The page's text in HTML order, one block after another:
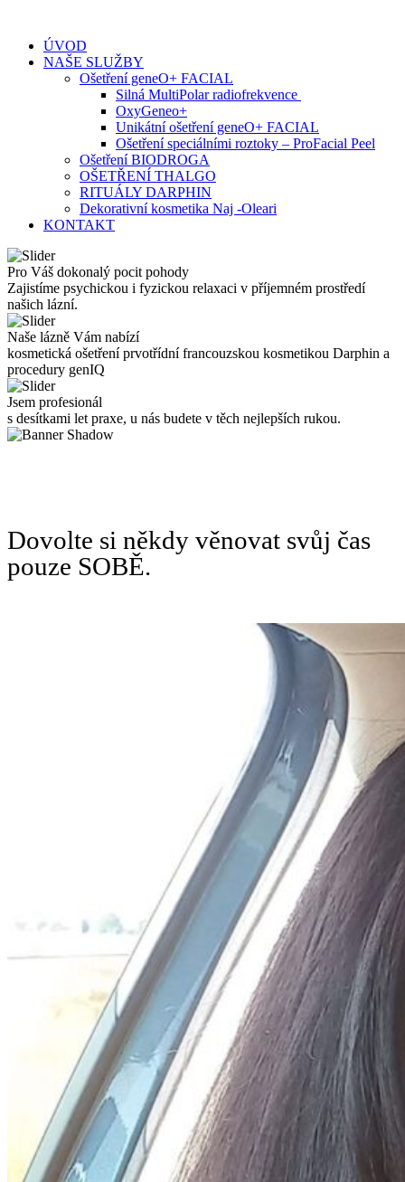
contentÚVOD
NAŠE SLUŽBY
Ošetření geneO+ FACIAL
Silná MultiPolar radiofrekvence
OxyGeneo+
Unikátní ošetření geneO+ FACIAL
Ošetření speciálními roztoky – ProFacial Peel
Ošetření BIODROGA
OŠETŘENÍ THALGO
RITUÁLY DARPHIN
Dekorativní kosmetika Naj -Oleari
KONTAKT
Pro Váš dokonalý pocit pohody
Zajistíme psychickou i fyzickou relaxaci v příjemném prostředí
našich lázní.
Naše lázně Vám nabízí
kosmetická ošetření prvotřídní francouzskou kosmetikou Darphin a
procedury genIQ
Jsem profesionál
s desítkami let praxe, u nás budete v těch nejlepších rukou.
Dovolte si někdy věnovat svůj čas
pouze SOBĚ.